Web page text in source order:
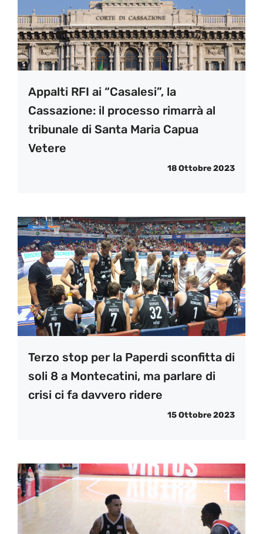
Appalti RFI ai “Casalesi”, la
Cassazione: il processo rimarrà al
tribunale di Santa Maria Capua
Vetere
18 Ottobre 2023
Terzo stop per la Paperdi sconfitta di
soli 8 a Montecatini, ma parlare di
crisi ci fa davvero ridere
15 Ottobre 2023